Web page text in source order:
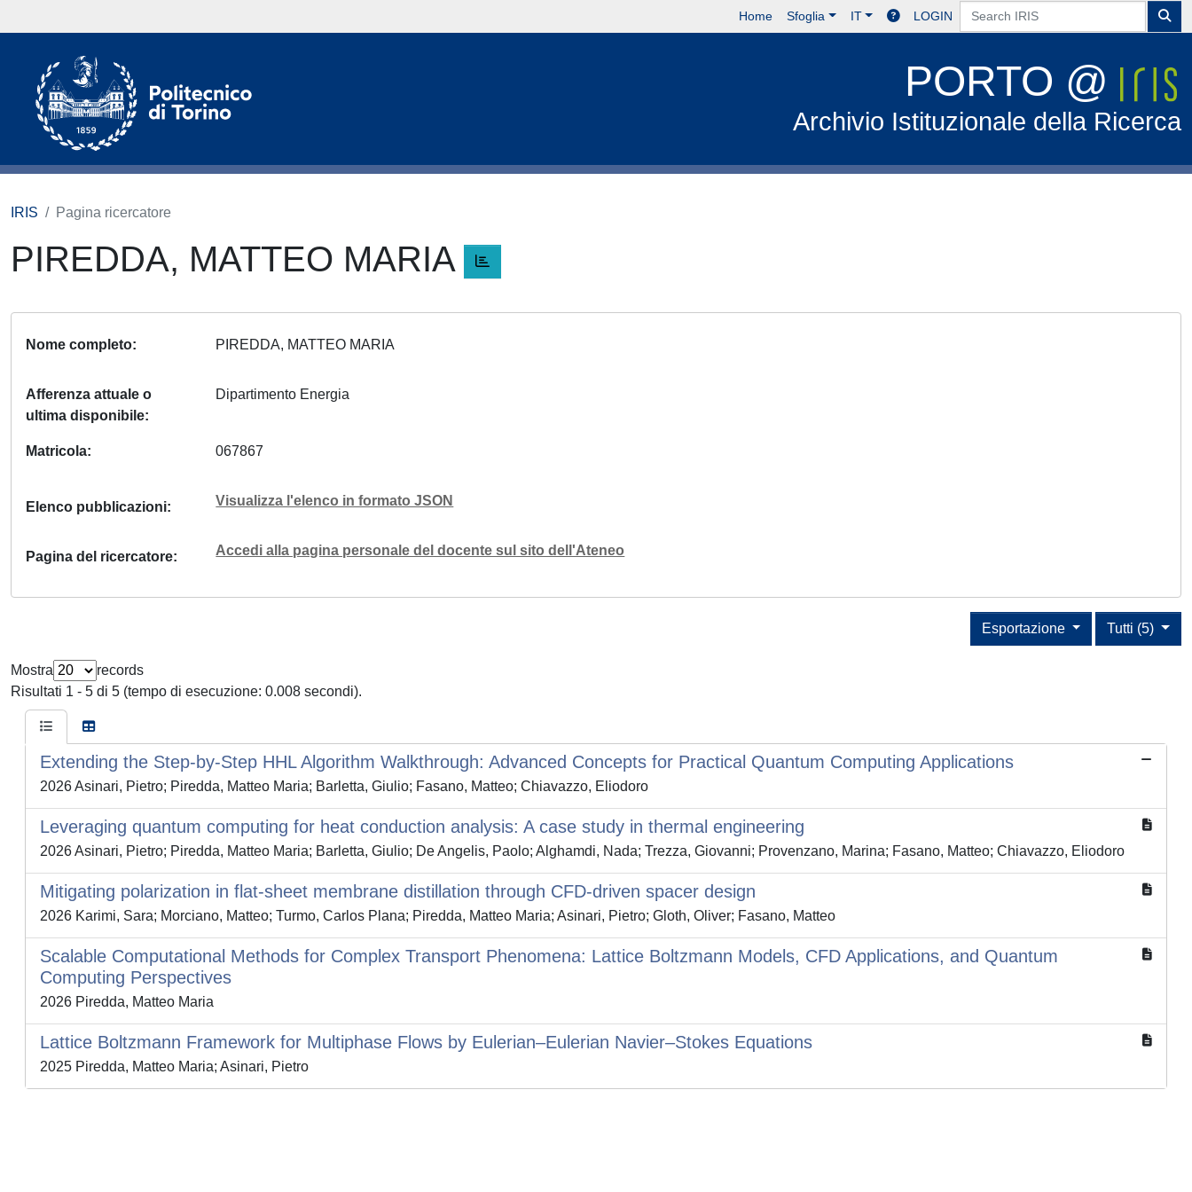
Home Sfoglia IT LOGIN
PORTO @
Archivio Istituzionale della Ricerca
IRIS Pagina ricercatore
PIREDDA, MATTEO MARIA
Nome completo PIREDDA, MATTEO MARIA
Afferenza attuale o
ultima disponibile
Dipartimento Energia
Matricola 067867
Elenco pubblicazioni Visualizza l'elenco in formato JSON
Pagina del ricercatore Accedi alla pagina personale del docente sul sito dell'Ateneo
Tutti (5)
Esportazione
Mostra
records
Risultati 1 - 5 di 5 (tempo di esecuzione: 0.008 secondi).
Extending the Step-by-Step HHL Algorithm Walkthrough: Advanced Concepts for Practical Quantum Computing Applications
2026 Asinari, Pietro; Piredda, Matteo Maria; Barletta, Giulio; Fasano, Matteo; Chiavazzo, Eliodoro
Leveraging quantum computing for heat conduction analysis: A case study in thermal engineering
2026 Asinari, Pietro; Piredda, Matteo Maria; Barletta, Giulio; De Angelis, Paolo; Alghamdi, Nada; Trezza, Giovanni; Provenzano, Marina; Fasano, Matteo; Chiavazzo, Eliodoro
Mitigating polarization in flat-sheet membrane distillation through CFD-driven spacer design
2026 Karimi, Sara; Morciano, Matteo; Turmo, Carlos Plana; Piredda, Matteo Maria; Asinari, Pietro; Gloth, Oliver; Fasano, Matteo
Scalable Computational Methods for Complex Transport Phenomena: Lattice Boltzmann Models, CFD Applications, and Quantum
Computing Perspectives
2026 Piredda, Matteo Maria
Lattice Boltzmann Framework for Multiphase Flows by Eulerian–Eulerian Navier–Stokes Equations
2025 Piredda, Matteo Maria; Asinari, Pietro